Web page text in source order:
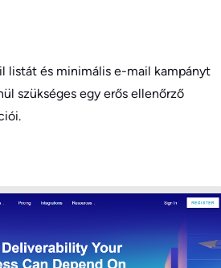
listát és minimális e-mail kampányt
szükséges egy erős ellenőrző